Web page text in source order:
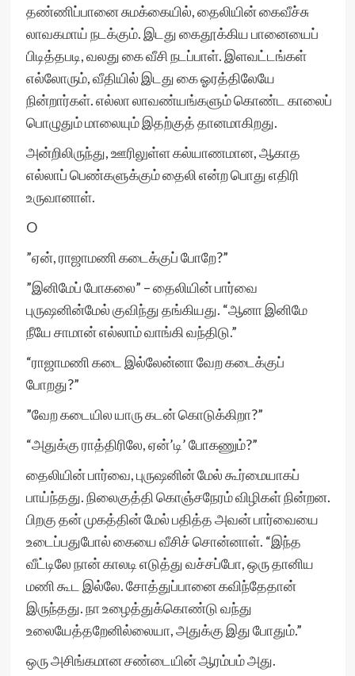
தண்ணிப்பானை சுமக்கையில், தைலியின் கைவீச்சு
லாவகமாய் நடக்கும். இடது கைதூக்கிய பானையைப்
பிடித்தபடி, வலது கை வீசி நடப்பாள். இளவட்டங்கள்
எல்லோரும், வீதியில் இடது கை ஓரத்திலேயே
நின்றார்கள். எல்லா லாவண்யங்களும் கொண்ட காலைப்
பொழுதும் மாலையும் இதற்குத் தானமாகிறது.
அன்றிலிருந்து, ஊரிலுள்ள கல்யாணமான, ஆகாத
எல்லாப் பெண்களுக்கும் தைலி என்ற பொது எதிரி
உருவானாள்.
O
”ஏன், ராஜாமணி கடைக்குப் போறே?”
”இனிமேப் போகலை” – தைலியின் பார்வை
புருஷனின்மேல் குவிந்து தங்கியது. “ஆனா இனிமே
நீயே சாமான் எல்லாம் வாங்கி வந்திடு.”
“ராஜாமணி கடை இல்லேன்னா வேற கடைக்குப்
போறது?”
”வேற கடையில யாரு கடன் கொடுக்கிறா?”
“அதுக்கு ராத்திரிலே, ஏன்’டி’ போகணும்?”
தைலியின் பார்வை, புருஷனின் மேல் கூர்மையாகப்
பாய்ந்தது. நிலைகுத்தி கொஞ்சநேரம் விழிகள் நின்றன.
பிறகு தன் முகத்தின் மேல் பதித்த அவன் பார்வையை
உடைப்பதுபோல் கையை வீசிச் சொன்னாள். “இந்த
வீட்டிலே நான் காலடி எடுத்து வச்சப்போ, ஒரு தானிய
மணி கூட இல்லே. சோத்துப்பானை கவிந்தேதான்
இருந்தது. நா உழைத்துக்கொண்டு வந்து
உலையேத்தறேனில்லையா, அதுக்கு இது போதும்.”
ஒரு அசிங்கமான சண்டையின் ஆரம்பம் அது.